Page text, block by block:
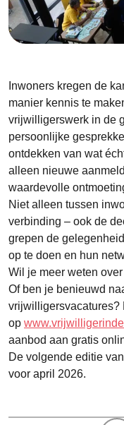
Inwoners kregen de
manier kennis te
vrijwilligerswerk in de
persoonlijke
ontdekken van wat
alleen nieuwe
waardevolle
Niet alleen tussen
verbinding – ook de
grepen de
op te doen en hun
Wil je meer weten
Of ben je benieuwd
vrijwilligersvacatures?
op
aanbod aan gratis
De volgende editie
voor april 2026.